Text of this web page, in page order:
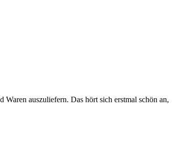
auszuliefern. Das hört sich erstmal schön an,